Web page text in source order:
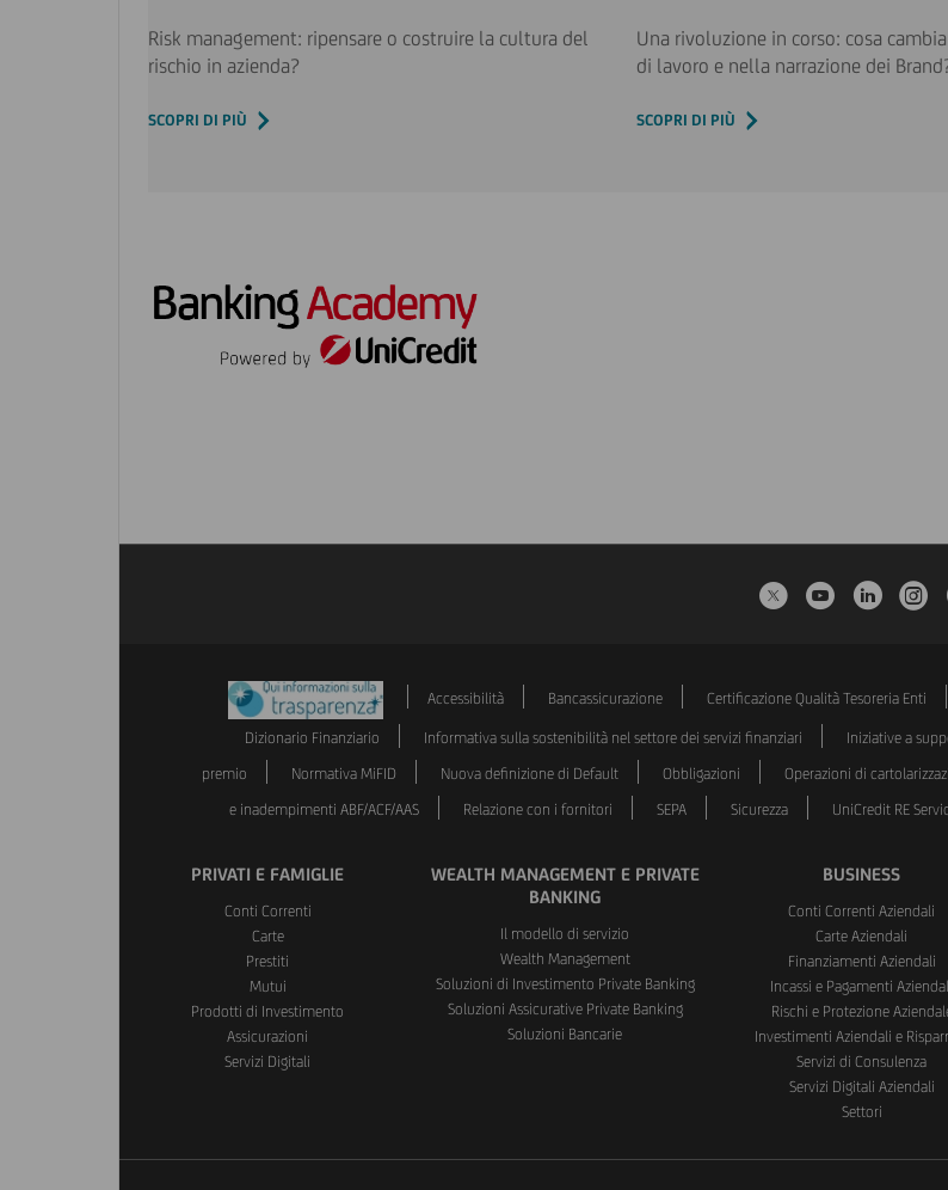
Risk management: ripensare o costruire la cultura del
rischio in azienda?
SCOPRI DI PIÙ
Una rivoluzione in corso: cosa
di lavoro e nella narrazione dei
SCOPRI DI PIÙ
TwitterYouTube
Accessibilità Bancassicurazione Certificazione Qualità Tesoreria Enti
Dizionario Finanziario Informativa sulla sostenibilità nel settore dei servizi finanziari Iniziative a
premio
Normativa MiFID Nuova definizione di Default Obbligazioni Operazioni di
e inadempimenti ABF/ACF/AAS
Relazione con i fornitori SEPA Sicurezza UniCredit RE
PRIVATI E FAMIGLIE
Conti Correnti
Carte
Prestiti
Mutui
Prodotti di Investimento
Assicurazioni
Servizi Digitali
WEALTH MANAGEMENT E PRIVATE
BANKING
Il modello di servizio
Wealth Management
Soluzioni di Investimento Private Banking
Soluzioni Assicurative Private Banking
Soluzioni Bancarie
BUSINESS
Conti Correnti Aziendali
Carte Aziendali
Finanziamenti Aziendali
Incassi e Pagamenti
Rischi e Protezione
Investimenti Aziendali e
Servizi di Consulenza
Servizi Digitali Aziendali
Settori